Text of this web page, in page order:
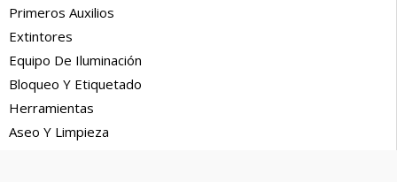
Primeros Auxilios
Extintores
Equipo De Iluminación
Bloqueo Y Etiquetado
Herramientas
Aseo Y Limpieza